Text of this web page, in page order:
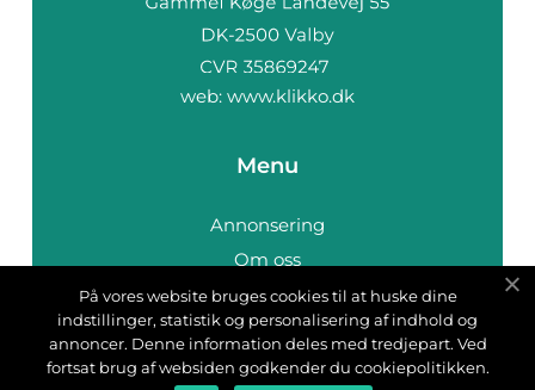
web: www.klikko.dk
Menu
Annonsering
Om oss
Cookies
Kontakta oss
Sitemap
På vores website bruges cookies til at huske dine
indstillinger, statistik og personalisering af indhold og
annoncer. Denne information deles med tredjepart. Ved
fortsat brug af websiden godkender du cookiepolitikken.